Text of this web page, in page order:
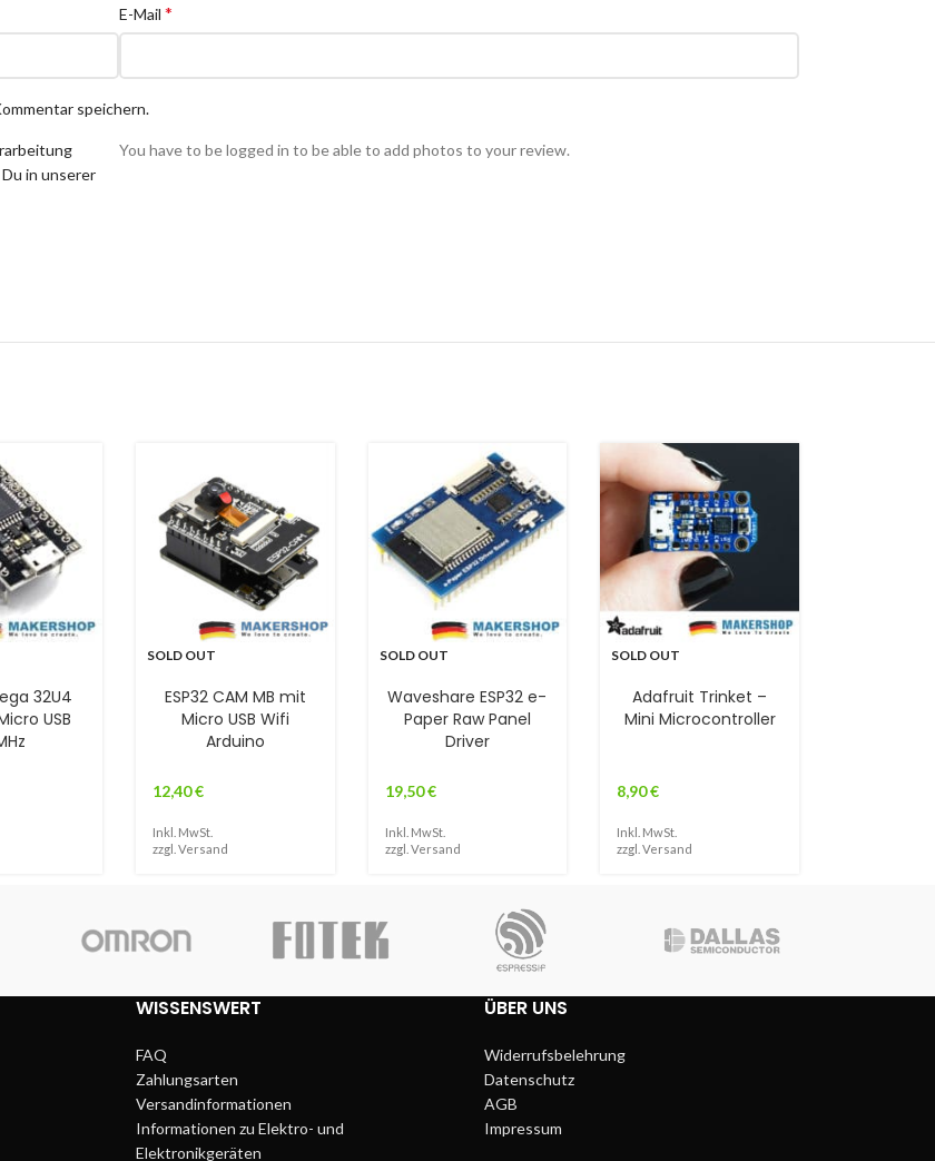
E-Mail *
speichern.
in unserer
You have to be logged in to be able to add photos to your review.
32U4
USB
SOLD OUT
ESP32 CAM MB mit
Micro USB Wifi
Arduino
12,40€
Inkl. MwSt.
zzgl. Versand
SOLD OUT
Waveshare ESP32 e-
Paper Raw Panel
Driver
19,50€
Inkl. MwSt.
zzgl. Versand
SOLD OUT
Adafruit Trinket –
Mini Microcontroller
8,90€
Inkl. MwSt.
zzgl.Versand
WISSENSWERT
FAQ
Zahlungsarten
Versandinformationen
Informationen zu Elektro- und
Elektronikgeräten
ÜBER UNS
Widerrufsbelehrung
Datenschutz
AGB
Impressum